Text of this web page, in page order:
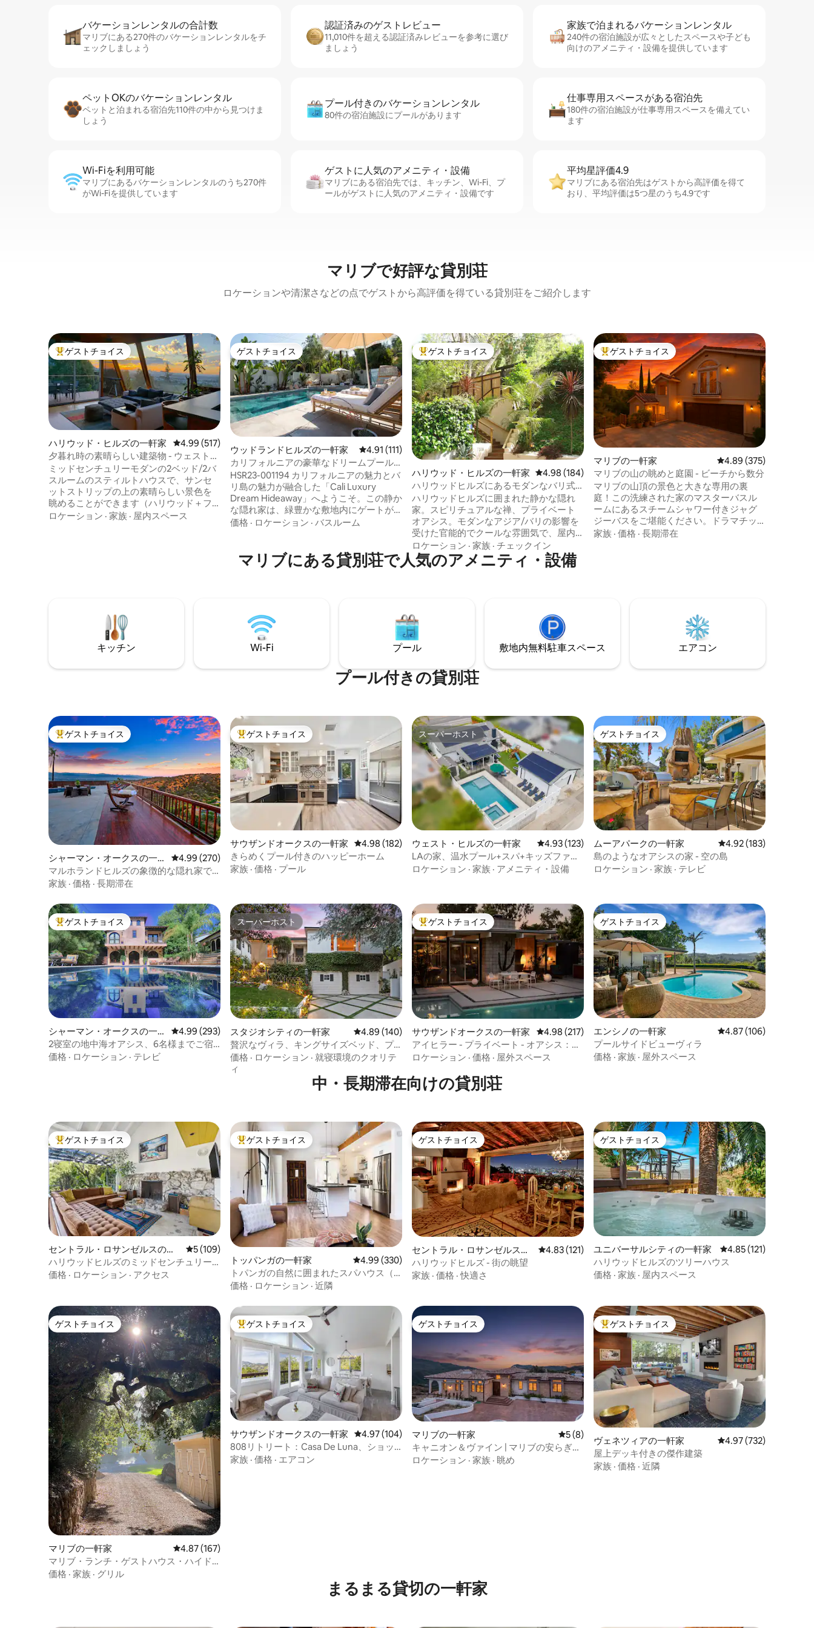
バケーションレ⁠ン⁠タ⁠ル⁠の合⁠計⁠数
マリブにある270件のバケーションレンタルをチ
ェックしましょう
認証済みのゲ⁠ス⁠ト⁠レ⁠ビ⁠ュ⁠ー
11,010件を超える認証済みレビューを参考に選び
ましょう
家族で泊まれるバ⁠ケ⁠ー⁠シ⁠ョ⁠ンレ⁠ン⁠タ⁠ル
240件の宿泊施設が広々としたスペースや子ども
向けのアメニティ・設備を提供しています
ペットOKのバ⁠ケ⁠ー⁠シ⁠ョ⁠ンレ⁠ン⁠タ⁠ル
ペットと泊まれる宿泊先110件の中から見つけま
しょう
プール付きのバ⁠ケ⁠ー⁠シ⁠ョ⁠ンレ⁠ン⁠タ⁠ル
80件の宿泊施設にプールがあります
仕事専用ス⁠ペ⁠ー⁠スがあ⁠る宿⁠泊⁠先
180件の宿泊施設が仕事専用スペースを備えてい
ます
Wi-Fiを利⁠用⁠可⁠能
マリブにあるバケーションレンタルのうち270件
がWi-Fiを提供しています
ゲストに人⁠気⁠のア⁠メ⁠ニ⁠テ⁠ィ・設⁠備
マリブにある宿泊先では、キッチン、Wi-Fi、プ
ールがゲストに人気のアメニティ・設備です
平均星評価4.9
マリブにある宿泊先はゲストから高評価を得て
おり、平均評価は5つ星のうち4.9です
マリブで好評な貸別荘
ロケーションや清潔さなどの点でゲストから高評価を得ている貸別荘をご紹介します
大好評のゲストチョイスです。
ゲストチョイス
ハリウッド・ヒルズの一軒家 レビュー517件、5つ星中4.99つ星の平均評価
4.99 (517)
夕暮れ時の素晴らしい建築物 - ウェスト・
ハリウッドの素晴らしい景色
ミッドセンチュリーモダンの2ベッド/2バ
スルームのスティルトハウスで、サンセ
ットストリップの上の素晴らしい景色を
眺めることができます（ハリウッド＋フ
ェアファックスから2ブロック上）。 アク
ーや遅くて騒がしい夜は禁止です。 内部=
1015平方フィート。 デッキ= 300平方フィ
ロケーション · 家族 · 屋内スペース
ゲストチョイス
ゲストチョイス
ウッドランドヒルズの一軒家 レビュー111件、5つ星中4.91つ星の平均評価
4.91 (111)
カリフォルニアの豪華なドリームプール
隠れ家＋ゲストスイート
HSR23-001194 カリフォルニアの魅力とバ
リ島の魅力が融合した「Cali Luxury
Dream Hideaway」へようこそ。この静か
な隠れ家は、緑豊かな敷地内にゲートが
設置されており、素晴らしい塩水プール
クォーツカウンターを備えたシェフ仕様
のキッチンが特徴です。2階には、専用バ
の玄関、フルキッチン、バスルームが備
わっています。
価格 · ロケーション · バスルーム
大好評のゲストチョイスです。
ゲストチョイス
ハリウッド・ヒルズの一軒家 レビュー184件、5つ星中4.98つ星の平均評価
4.98 (184)
ハリウッドヒルズにあるモダンなバリ式
禅スパのリトリート
ハリウッドヒルズに囲まれた静かな隠れ
家。スピリチュアルな禅、プライベート
オアシス。モダンなアジア/バリの影響を
受けた官能的でクールな雰囲気で、屋内/
屋外のエンターテイメントに最適です。
すべてのバスルームが安らぎとリラクゼ
ーションを提供します。広々としたマス
ぎましょう。この家は感情的な反応を引
き起こします。 また、ペットと泊まれま
す。最大8名様まで宿泊可能です。追加の
ゲストや訪問者の入室はお断りします。
ロケーション · 家族 · チェックイン
大好評のゲストチョイスです。
ゲストチョイス
マリブの一軒家 レビュー375件、5つ
4.89 (375)
マリブの山の眺めと庭園 - ビーチから数分
マリブの山頂の景色と大きな専用の裏
庭！この洗練された家のマスターバスル
ームにあるスチームシャワー付きジャグ
ジーバスをご堪能ください。ドラマチッ
クな高い天井、大きな窓、フレンチド
車スペースがあります。
家族 · 価格 · 長期滞在
マリブにある貸別荘で人気のアメニティ・設備
キッチン Wi-Fi プール 敷地内無料駐⁠車ス⁠ペ⁠ー⁠ス エアコン
プール付きの貸別荘
大好評のゲストチョイスです。
ゲストチョイス
シャーマン・オークスの一軒
家
レビュー270件、5つ星中4.99つ星の平均評価
4.99 (270)
マルホランドヒルズの象徴的な隠れ家で
ロサンゼルスの最高の眺めを楽しむ
家族 · 価格 · 長期滞在
大好評のゲストチョイスです。
ゲストチョイス
サウザンドオークスの一軒家 レビュー182件、5つ星中4.98つ星の平均評価
4.98 (182)
きらめくプール付きのハッピーホーム
家族 · 価格 · プール
スーパーホスト
スーパーホスト
ウェスト・ヒルズの一軒家 レビュー123件、5つ星中4.93つ星の平均評価
4.93 (123)
LAの家、温水プール+スパ+キッズファン
ゾーン、マリブ近く
ロケーション · 家族 · アメニティ・設備
ゲストチョイス
ゲストチョイス
ムーアパークの一軒家 レビュー183件、5つ
4.92 (183)
島のようなオアシスの家 - 空の島
ロケーション · 家族 · テレビ
大好評のゲストチョイスです。
ゲストチョイス
シャーマン・オークスの一軒
家
レビュー293件、5つ星中4.99つ星の平均評価
4.99 (293)
2寝室の地中海オアシス、6名様までご宿
泊いただけます！
価格 · ロケーション · テレビ
スーパーホスト
スーパーホスト
スタジオシティの一軒家 レビュー140件、5つ星中4.89つ星の平均評価
4.89 (140)
贅沢なヴィラ、キングサイズベッド、プ
ール、スパ
価格 · ロケーション · 就寝環境のクオリテ
ィ
大好評のゲストチョイスです。
ゲストチョイス
サウザンドオークスの一軒家 レビュー217件、5つ星中4.98つ星の平均評価
4.98 (217)
アイヒラー - プライベート - オアシス：プ
ール＆スパの楽園
ロケーション · 価格 · 屋外スペース
ゲストチョイス
ゲストチョイス
エンシノの一軒家 レビュー106件、5つ
4.87 (106)
プールサイドビューヴィラ
価格 · 家族 · 屋外スペース
中・長期滞在向けの貸別荘
大好評のゲストチョイスです。
ゲストチョイス
セントラル・ロサンゼルスの一
軒家
レビュー109件、5つ星中5つ星の平均評価
5 (109)
ハリウッドヒルズのミッドセンチュリー
スタイルの家、名所の眺望！
価格 · ロケーション · アクセス
大好評のゲストチョイスです。
ゲストチョイス
トッパンガの一軒家 レビュー330件、5つ星中4.99つ星の平均評価
4.99 (330)
トパンガの自然に囲まれたスパハウス（2
名様向け）| ロサンゼルス郡
価格 · ロケーション · 近隣
ゲストチョイス
ゲストチョイス
セントラル・ロサンゼルスの
一軒家
レビュー121件、5つ星中4.83つ星の平均評価
4.83 (121)
ハリウッドヒルズ - 街の眺望
家族 · 価格 ·快適さ
ゲストチョイス
ゲストチョイス
ユニバーサルシティの一軒家 レビュー121件、5つ
4.85 (121)
ハリウッドヒルズのツリーハウス
価格 · 家族 · 屋内スペース
ゲストチョイス
ゲストチョイス
マリブの一軒家 レビュー167件、5つ星中4.87つ星の平均評価
4.87 (167)
マリブ・ランチ・ゲストハウス・ハイド
ウェイ
価格 · 家族 · グリル
大好評のゲストチョイスです。
ゲストチョイス
サウザンドオークスの一軒家 レビュー104件、5つ星中4.97つ星の平均評価
4.97 (104)
808リトリート：Casa De Luna、ショッ
プ、パノラマの景色、ハイキング
家族 · 価格 · エアコン
ゲストチョイス
ゲストチョイス
マリブの一軒家 レビュー8件、5つ星中5つ星の平均評価
5 (8)
キャニオン＆ヴァイン | マリブの安らぎの
空間、海とキャニオンの景色を楽しめる
ロケーション · 家族 · 眺め
大好評のゲストチョイスです。
ゲストチョイス
ヴェネツィアの一軒家 レビュー732件、5つ
4.97 (732)
屋上デッキ付きの傑作建築
家族 · 価格 · 近隣
まるまる貸切の一軒家